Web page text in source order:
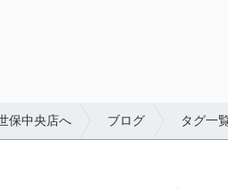
保中央店へ ブログ タグ一